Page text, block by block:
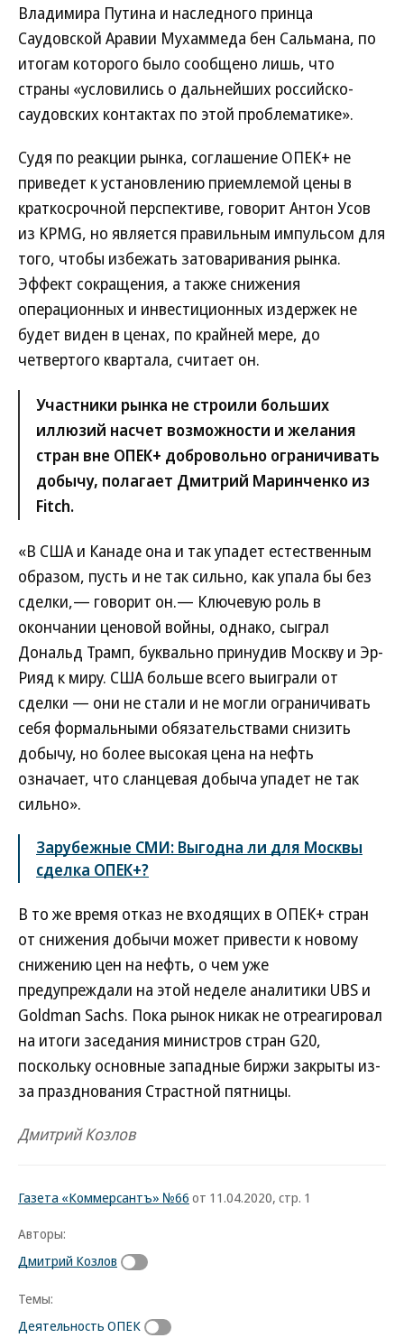
Владимира Путина и наследного принца
Саудовской Аравии Мухаммеда бен Сальмана, по
итогам которого было сообщено лишь, что
страны «условились о дальнейших российско-
саудовских контактах по этой проблематике».
Судя по реакции рынка, соглашение ОПЕК+ не
приведет к установлению приемлемой цены в
краткосрочной перспективе, говорит Антон Усов
из KPMG, но является правильным импульсом для
того, чтобы избежать затоваривания рынка.
Эффект сокращения, а также снижения
операционных и инвестиционных издержек не
будет виден в ценах, по крайней мере, до
четвертого квартала, считает он.
Участники рынка не строили больших
иллюзий насчет возможности и желания
стран вне ОПЕК+ добровольно ограничивать
добычу, полагает Дмитрий Маринченко из
Fitch.
«В США и Канаде она и так упадет естественным
образом, пусть и не так сильно, как упала бы без
сделки,— говорит он.— Ключевую роль в
окончании ценовой войны, однако, сыграл
Дональд Трамп, буквально принудив Москву и Эр-
Рияд к миру. США больше всего выиграли от
сделки — они не стали и не могли ограничивать
себя формальными обязательствами снизить
добычу, но более высокая цена на нефть
означает, что сланцевая добыча упадет не так
сильно».
Зарубежные СМИ: Выгодна ли для Москвы
сделка ОПЕК+?
В то же время отказ не входящих в ОПЕК+ стран
от снижения добычи может привести к новому
снижению цен на нефть, о чем уже
предупреждали на этой неделе аналитики UBS и
Goldman Sachs. Пока рынок никак не отреагировал
на итоги заседания министров стран G20,
поскольку основные западные биржи закрыты из-
за празднования Страстной пятницы.
Дмитрий Козлов
Газета «Коммерсантъ» №66 от 11.04.2020, стр. 1
Авторы:
Дмитрий Козлов
Темы:
Деятельность ОПЕК